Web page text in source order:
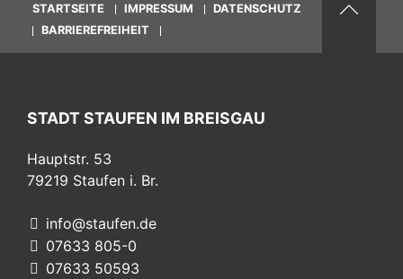
STARTSEITE IMPRESSUM
DATENSCHUTZ
BARRIEREFREIHEIT
STADT STAUFEN IM BREISGAU
Hauptstr. 53
79219 Staufen i. Br.
info@staufen.de
07633 805-0
07633 50593